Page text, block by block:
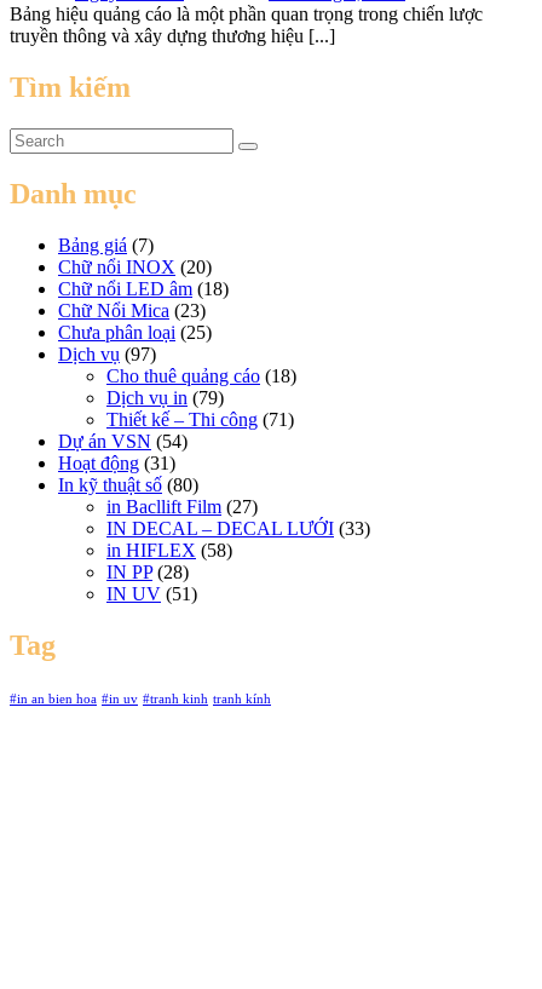
Bảng hiệu quảng cáo là một phần quan trọng trong chiến lược
truyền thông và xây dựng thương hiệu [...]
Tìm kiếm
Danh mục
Bảng giá (7)
Chữ nổi INOX (20)
Chữ nổi LED âm (18)
Chữ Nổi Mica (23)
Chưa phân loại (25)
Dịch vụ (97)
Cho thuê quảng cáo (18)
Dịch vụ in (79)
Thiết kế – Thi công (71)
Dự án VSN (54)
Hoạt động (31)
In kỹ thuật số (80)
in Bacllift Film (27)
IN DECAL – DECAL LƯỚI (33)
in HIFLEX (58)
IN PP(28)
IN UV (51)
Tag
#in an bien hoa #in uv #tranh kinh tranh kính